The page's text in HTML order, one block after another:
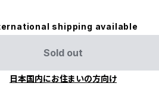
shipping available
Sold out
日本国内にお住まいの方向け